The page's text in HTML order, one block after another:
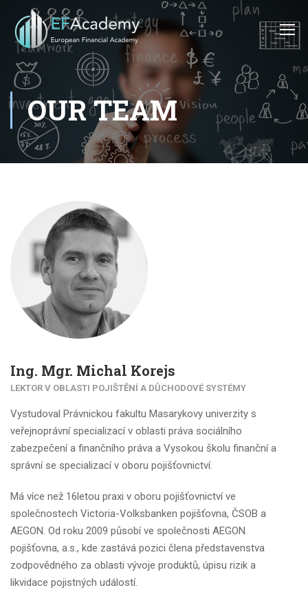
OUR TEAM
Ing. Mgr. Michal Korejs
LEKTOR V OBLASTI POJIŠTĚNÍ A DŮCHODOVÉ SYSTÉMY
Vystudoval Právnickou fakultu Masarykovy univerzity s
veřejnoprávní specializací v oblasti práva sociálního
zabezpečení a finančního práva a Vysokou školu finanční a
správní se specializací v oboru pojišťovnictví.
Má více než 16letou praxi v oboru pojišťovnictví ve
společnostech Victoria-Volksbanken pojišťovna, ČSOB a
AEGON. Od roku 2009 působí ve společnosti AEGON
pojišťovna, a.s., kde zastává pozici člena představenstva
zodpovědného za oblasti vývoje produktů, úpisu rizik a
likvidace pojistných událostí.